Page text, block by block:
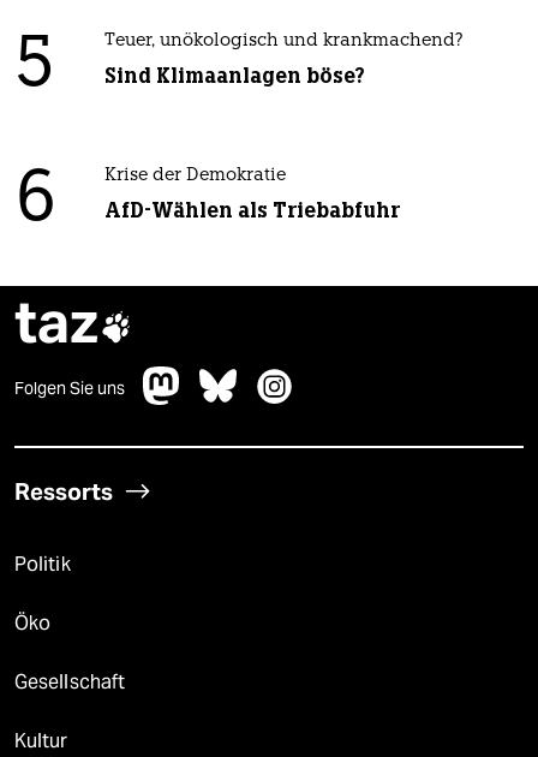
5 Teuer, unökologisch und krankmachend?
Sind Klimaanlagen böse?
6 Krise der Demokratie
AfD-Wählen als Triebabfuhr
taz
Folgen Sie uns
Ressorts
Politik
Öko
Gesellschaft
Kultur